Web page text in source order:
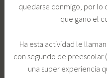
quedarse conmigo, por lo
que gano el
Ha esta actividad le
con segundo de preescolar
una super experiencia